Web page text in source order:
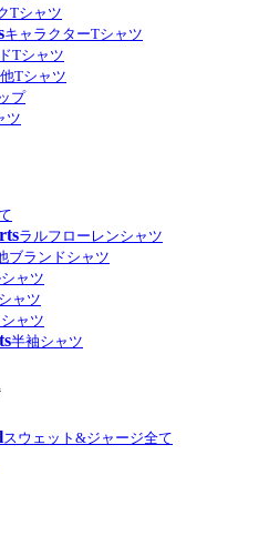
Tシャツ
キャラクターTシャツ
Tシャツ
Tシャツ
プ
ツ
ラルフローレンシャツ
ブランドシャツ
ャツ
ャツ
ャツ
半袖シャツ
スウェット&ジャージ全て